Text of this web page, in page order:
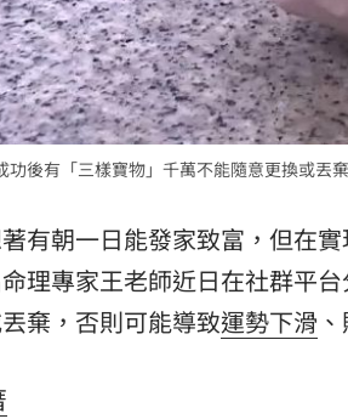
新刮刮樂千萬頭獎超「爸」氣 12:00
重宇宙」職涯論壇9/12登場！ 10:30
雄 Formosa 7s掀足球熱潮 10:00
功後有「三樣寶物」千萬不能隨意更換或丟
有朝一日能發家致富，但在
理專家王老師近日在社群平
棄，否則可能導致運勢下滑